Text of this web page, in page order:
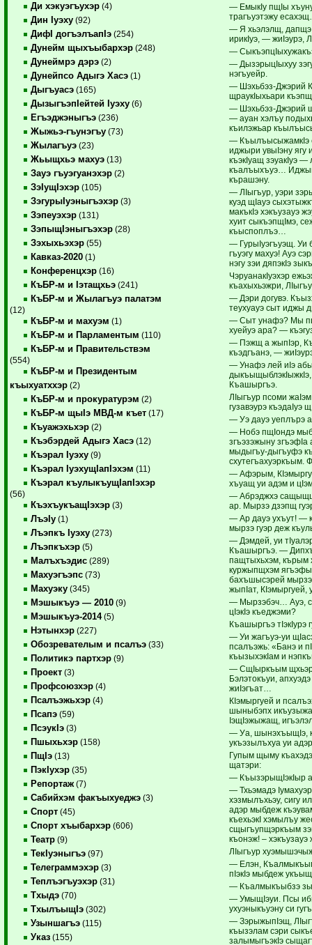
Ди хэкуэгъухэр (4)
Дин Iуэху (92)
ДифI догъэлъапIэ (254)
Дунейм щыхъыбархэр (248)
Дунеймрэ дэрэ (2)
Дунейпсо Адыгэ Хасэ (1)
Дыгъуасэ (165)
ДызыгъэпIейтей Iуэху (6)
Егъэджэныгъэ (236)
Жыжьэ-гъунэгъу (73)
Жылагъуэ (23)
Жьыщхьэ махуэ (13)
Зауэ гъуэгуанэхэр (2)
ЗэIущIэхэр (105)
ЗэгурыIуэныгъэхэр (3)
Зэпеуэхэр (131)
ЗэпыщIэныгъэхэр (28)
Зэхыхьэхэр (55)
Кавказ-2020 (1)
Конференцхэр (16)
КъБР-м и Iэтащхьэ (241)
КъБР-м и Жылагъуэ палатэм
(12)
КъБР-м и махуэм (1)
КъБР-м и Парламентым (110)
КъБР-м и Правительствэм
(554)
КъБР-м и Президентым
къыхуатххэр (2)
КъБР-м и прокуратурэм (2)
КъБР-м щыIэ МВД-м къет (17)
Къуажэхьхэр (2)
Къэбэрдей Адыгэ Хасэ (12)
Къэрал Iуэху (9)
Къэрал IуэхущIапIэхэм (11)
Къэрал къулыкъущIапIэхэр
(56)
КъэхъукъащIэхэр (3)
ЛъэIу (1)
Лъэпкъ Iуэху (273)
Лъэпкъхэр (5)
Малъхъэдис (289)
Махуэгъэпс (73)
Махуэку (345)
Мэшыкъуэ — 2010 (9)
Мэшыкъуэ-2014(5)
Нэтынхэр (227)
Обозревателым и псалъэ (33)
Политикэ партхэр (9)
Проект (3)
Профсоюзхэр (4)
Псалъэжьхэр (4)
Псапэ (59)
ПсэукIэ (3)
Пшыхьхэр (158)
ПщIэ (13)
ПэкIухэр (35)
Репортаж (7)
Сабийхэм факъыхуеджэ (3)
Спорт (45)
Спорт хъыбархэр (606)
Театр (9)
ТекIуэныгъэ (97)
Телеграммэхэр (3)
Теплъэгъуэхэр (31)
Тхыдэ (70)
ТхылъыщIэ (302)
Узыншагъэ (115)
Указ (155)
— ЕмыкIу пщIы
трагъуэтэжу
— Я хьэлэлщ, дапщэ
ирикIуэ, — жиIэурэ,
—
— ДызэрыцIыхуу
нэгъуейр.
— Шэхьбэз-Джэрий
щраукIыхьари
— Шэхьбэз-Джэрий
— ауан хэлъу
къилэжьар
— КъылъысыжамкIэ
иджыри увыIэну ягу
къэкIуащ зэуакIуэ
къалъыхъуэ…
кърашэну.
— ЛIыгъур, уэри
куэд щIауэ
макъкIэ хэкъузауэ
хуит сыкъэпщIмэ,
къыспоплъэ…
— ГурыIуэгъуэщ. Уи
гъуэгу махуэ! Ауэ
нэгу зэи дяпэкIэ
ЧэруанакIуэхэр
къахыхьэжри,
— Дэри догувэ.
теухуауэ сыт иджы
— Сыт унафэ? Мы
хуейуэ ара? —
— Пэжщ а жыпIэр,
къэдгъанэ, —
— Унафэ лей иIэ
Къашыргъэ.
ЛIыгъур псоми
гузавэурэ къэдаIуэ
— Уэ дауэ уеплърэ
— Нобэ пщIондэ
згъэзэжыну згъэфIа
мыдыгъу-дыгъуфэ
— Афэрым,
хъуащ уи адэм и
— Абрэджхэ
ар. Мырзэ дзэпщ
— Ар дауэ ухъут! —
мырзэ гуэр деж
— Дэмдей, уи
Къашыргъэ. —
пащтыхьхэм, кърым
куржыпщхэм
бахъшысэрей
жыпIат, КIэмыргуей,
— Мырзэбэч… Ауэ,
цIэкIэ къеджэми?
Къашыргъэ тIэкIурэ
— Уи жагъуэ-уи
псалъэжь: «Банэ и
къызыхэкIам и
— СщIыркъым
Бэлэтокъуи,
жиIэгъат…
КIэмыргуей и
шыныбэпх
IэщIэжыжащ,
— Уа, шынэхъыщIэ,
укъэзылъхуа уи
Гупым щыму
щатэри:
— КъызэрыщIэкIыр
— Тхьэмадэ
хэзмылъхьэу, сигу
адэр мыбдеж
къехьэкI хэмылъу
сщыгъупщэркъым
къонэж! – хэкъузауэ
ЛIыгъур
— Елэн,
пIэкIэ мыбдеж
— Къалмыкъыбзэ
— УмыщIэуи. Псы
ухуэныкъуэну си
— ЗэрыжыпIэщ,
къызэлам сэри
залымыгъэкIэ